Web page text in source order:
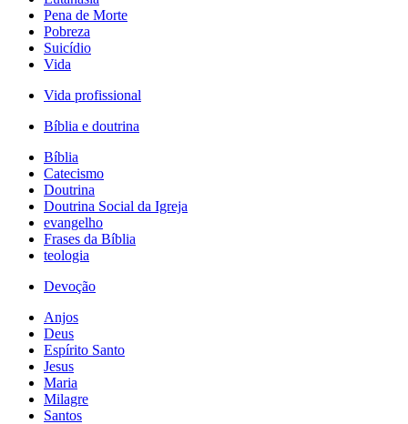
Pena de Morte
Pobreza
Suicídio
Vida
Vida profissional
Bíblia e doutrina
Bíblia
Catecismo
Doutrina
Doutrina Social da Igreja
evangelho
Frases da Bíblia
teologia
Devoção
Anjos
Deus
Espírito Santo
Jesus
Maria
Milagre
Santos